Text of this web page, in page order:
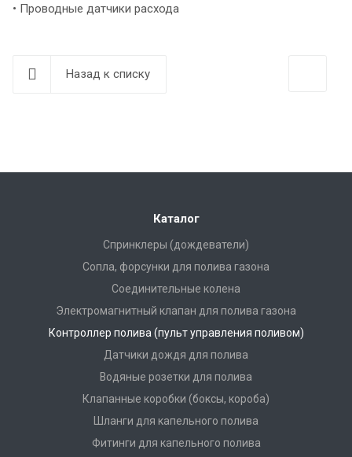
• Проводные датчики расхода
Назад к списку
Каталог
Спринклеры (дождеватели)
Сопла, форсунки для полива газона
Соединительные колена
Электромагнитный клапан для полива газона
Контроллер полива (пульт управления поливом)
Датчики дождя для полива
Водяные розетки для полива
Клапанные коробки (боксы, короба)
Шланги для капельного полива
Фитинги для капельного полива